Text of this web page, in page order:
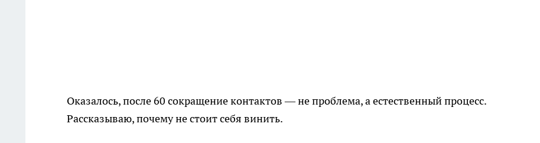
Оказалось, после 60 сокращение контактов — не проблема, а естественный процесс.
Рассказываю, почему не стоит себя винить.